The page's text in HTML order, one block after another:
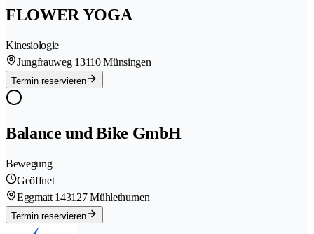
FLOWER YOGA
Kinesiologie
Jungfrauweg 13110 Münsingen
Termin reservieren
Balance und Bike GmbH
Bewegung
Geöffnet
Eggmatt 143127 Mühlethurnen
Termin reservieren